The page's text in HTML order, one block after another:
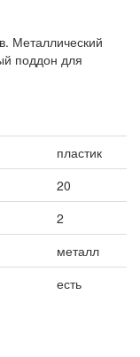
Металлический
поддон для
пластик
20
2
металл
есть